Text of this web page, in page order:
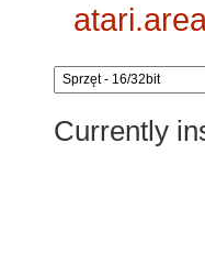
Currently